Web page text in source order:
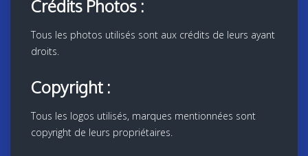
Crédits Photos :
Tous les photos utilisés sont aux crédits de leurs ayant
droits.
Copyright :
Tous les logos utilisés, marques mentionnées sont
copyright de leurs propriétaires.